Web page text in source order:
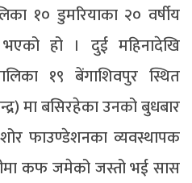
१० डुमरियाका २० वर्षीय
हो । दुई महिनादेखि
१९ बेंगाशिवपुर स्थित
मा बसिरहेका उनको बुधबार
फाउण्डेशनका व्यवस्थापक
कफ जमेको जस्तो भई सास